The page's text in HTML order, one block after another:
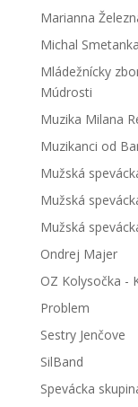
Marianna
Michal Smetanka
Mládežnícky
Múdrosti
Muzika Milana
Muzikanci od
Mužská
Mužská
Mužská
Ondrej Majer
OZ Kolysočka -
Problem
Sestry Jenčove
SilBand
Spevácka